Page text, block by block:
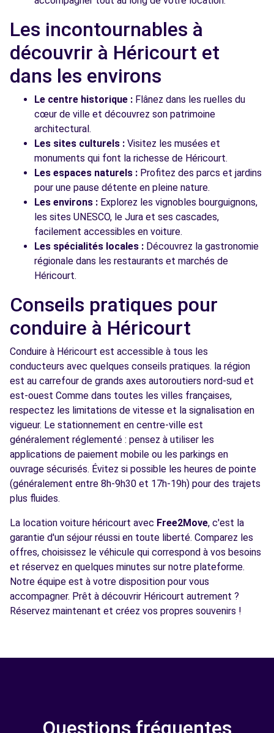
Les incontournables à
découvrir à Héricourt et
dans les environs
Le centre historique : Flânez dans les ruelles du
cœur de ville et découvrez son patrimoine
architectural.
Les sites culturels : Visitez les musées et
monuments qui font la richesse de Héricourt.
Les espaces naturels : Profitez des parcs et jardins
pour une pause détente en pleine nature.
Les environs : Explorez les vignobles bourguignons,
les sites UNESCO, le Jura et ses cascades,
facilement accessibles en voiture.
Les spécialités locales : Découvrez la gastronomie
régionale dans les restaurants et marchés de
Héricourt.
Conseils pratiques pour
conduire à Héricourt
Conduire à Héricourt est accessible à tous les
conducteurs avec quelques conseils pratiques. la région
est au carrefour de grands axes autoroutiers nord-sud et
est-ouest Comme dans toutes les villes françaises,
respectez les limitations de vitesse et la signalisation en
vigueur. Le stationnement en centre-ville est
généralement réglementé : pensez à utiliser les
applications de paiement mobile ou les parkings en
ouvrage sécurisés. Évitez si possible les heures de pointe
(généralement entre 8h-9h30 et 17h-19h) pour des trajets
plus fluides.
La location voiture héricourt avec Free2Move, c'est la
garantie d'un séjour réussi en toute liberté. Comparez les
offres, choisissez le véhicule qui correspond à vos besoins
et réservez en quelques minutes sur notre plateforme.
Notre équipe est à votre disposition pour vous
accompagner. Prêt à découvrir Héricourt autrement ?
Réservez maintenant et créez vos propres souvenirs !
Questions fréquentes